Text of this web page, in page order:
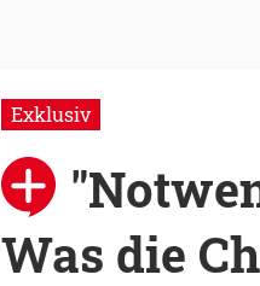
Exklusiv
Was die